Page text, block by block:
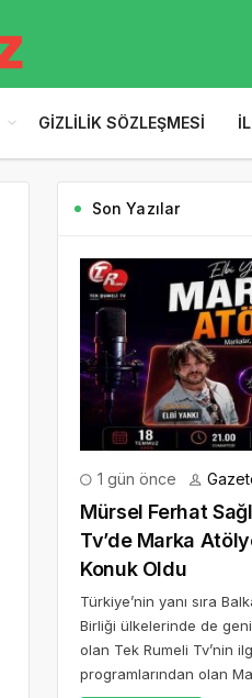
GIZLILIK SÖZLEŞMESI
Son Yazılar
1 gün önce
Mürsel Ferhat
Tv’de Marka
Konuk Oldu
Türkiye’nin yanı sıra
Birliği ülkelerinde de
olan Tek Rumeli Tv’nin
programlarından olan